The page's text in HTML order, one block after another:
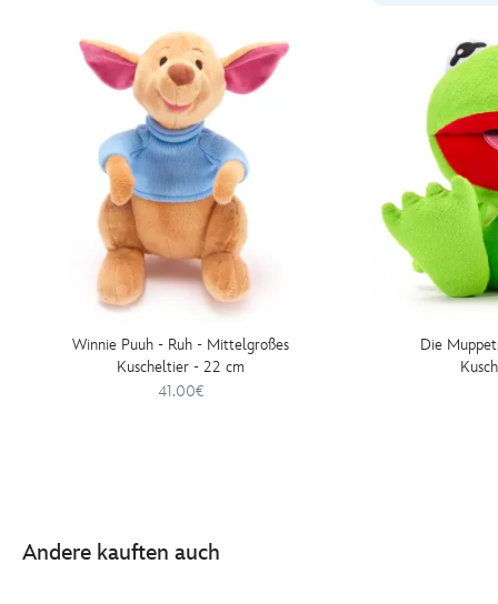
415160890260.html
http://schema.org/InStock
Winnie Puuh - Ruh - Mittelgroßes
Kuscheltier - 22 cm
41.00€
Die
Andere kauften auch